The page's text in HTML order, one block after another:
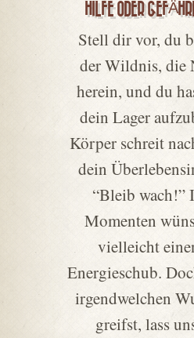
HILFE ODER
Stell dir vor, du
der Wildnis, die
herein, und du
dein Lager
Körper schreit
dein
“Bleib wach!”
Momenten
vielleicht
Energieschub.
irgendwelchen
greifst, lass